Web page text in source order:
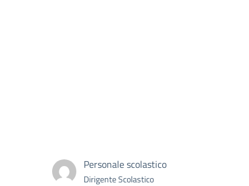
Personale scolastico
Dirigente Scolastico